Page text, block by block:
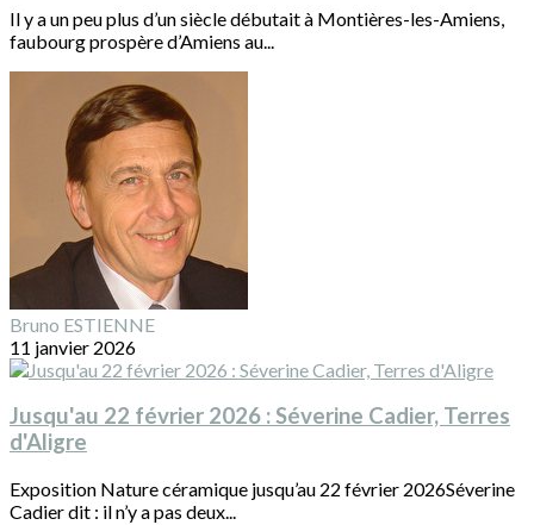
Il y a un peu plus d’un siècle débutait à Montières-les-Amiens,
faubourg prospère d’Amiens au...
Bruno ESTIENNE
11 janvier 2026
Jusqu'au 22 février 2026 : Séverine Cadier, Terres
d'Aligre
Exposition Nature céramique jusqu’au 22 février 2026Séverine
Cadier dit : il n’y a pas deux...